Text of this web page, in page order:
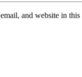
and website in